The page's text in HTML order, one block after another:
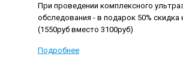
При проведении комплексного
обследования - в подарок 50%
(1550руб вместо 3100руб)
Подробнее